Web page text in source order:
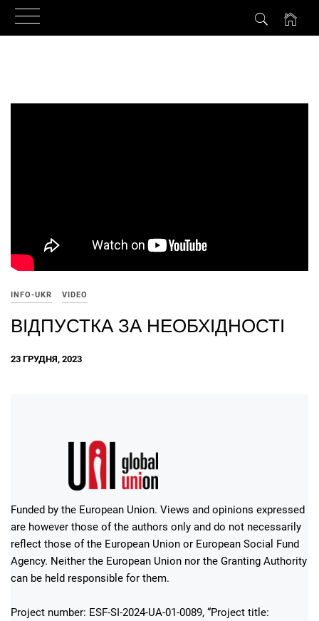
content
INFO-UKR VIDEO
ВІДПУСТКА ЗА НЕОБХІДНОСТІ
23 ГРУДНЯ, 2023
Funded by the European Union. Views and opinions expressed
are however those of the authors only and do not necessarily
reflect those of the European Union or European Social Fund
Agency. Neither the European Union nor the Granting Authority
can be held responsible for them.
Project number: ESF-SI-2024-UA-01-0089, “Project title: